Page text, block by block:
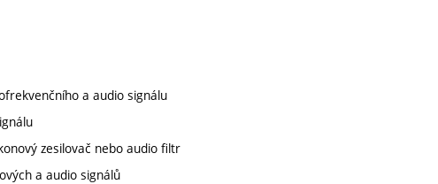
a audio signálu
zesilovač nebo audio filtr
a audio signálů